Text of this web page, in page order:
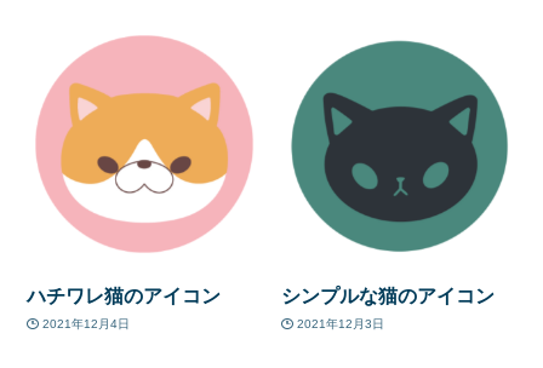
ハチワレ猫のアイコン
2021年12月4日
シンプルな猫のアイコン
2021年12月3日